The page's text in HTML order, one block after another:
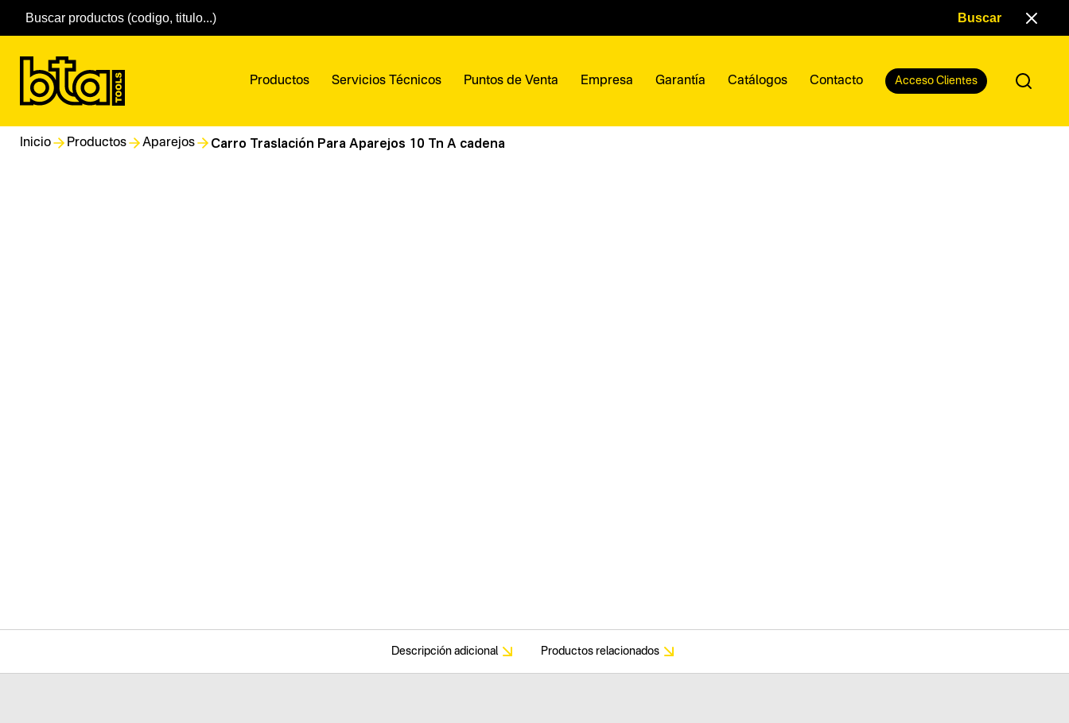
Productos Servicios Técnicos Puntos de Venta Empresa Garantía Catálogos Contacto Acceso Clientes
Inicio Productos Aparejos Carro Traslación Para Aparejos 10 Tn A cadena
Descripción adicional Productos relacionados